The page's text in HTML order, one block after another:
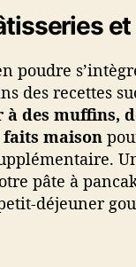
poudre
des recettes
à des muffins,
faits maison
pâte à
déjeuner